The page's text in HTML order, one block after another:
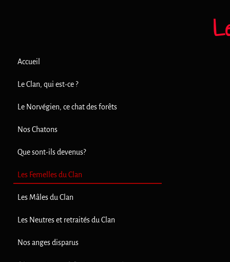
Accueil
Le Clan, qui est-ce ?
Le Norvégien, ce chat des forêts
Nos Chatons
Que sont-ils devenus?
Les Femelles du Clan
Les Mâles du Clan
Les Neutres et retraités du Clan
Nos anges disparus